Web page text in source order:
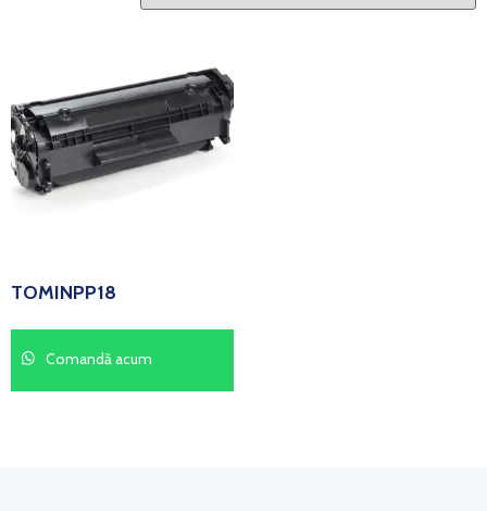
TOMINPP18
Comandă acum